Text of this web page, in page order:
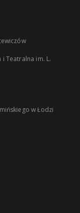
i Teatralna im. L.
w Łodzi